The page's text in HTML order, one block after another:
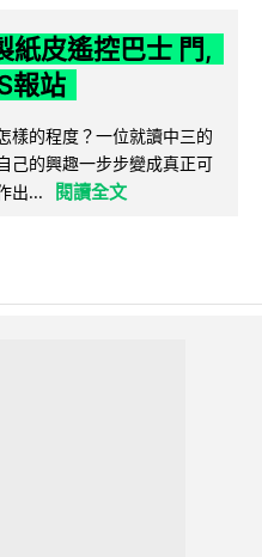
紙皮遙控巴士 門,
報站
樣的程度？一位就讀中三的
己的興趣一步步變成真正可
出...
閱讀全文